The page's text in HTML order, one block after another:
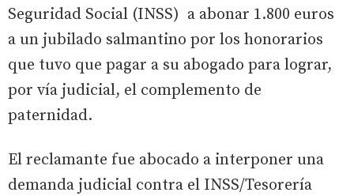
Seguridad Social (INSS) a abonar 1.800 euros
a un jubilado salmantino por los honorarios
que tuvo que pagar a su abogado para lograr,
por vía judicial, el complemento de
paternidad.
El reclamante fue abocado a interponer una
demanda judicial contra el INSS/Tesorería